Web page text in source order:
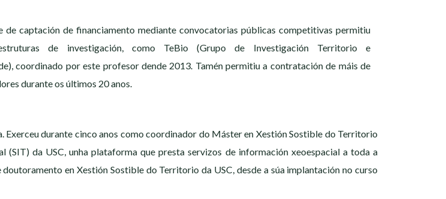
de captación de financiamento mediante convocatorias públicas competitivas permitiu
de investigación, como TeBio (Grupo de Investigación Territorio e
coordinado por este profesor dende 2013. Tamén permitiu a contratación de máis de
durante os últimos 20 anos.
Exerceu durante cinco anos como coordinador do Máster en Xestión Sostible do Territorio
da USC, unha plataforma que presta servizos de información xeoespacial a toda a
en Xestión Sostible do Territorio da USC, desde a súa implantación no curso